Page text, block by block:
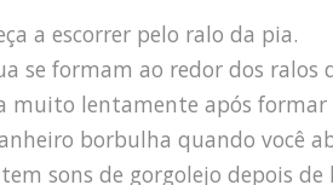
a escorrer pelo ralo da pia.
se formam ao redor dos ralos
muito lentamente após formar
borbulha quando você
sons de gorgolejo depois